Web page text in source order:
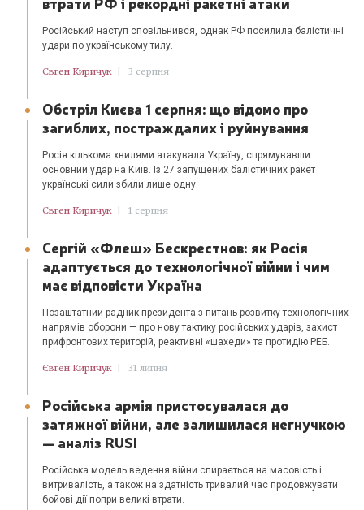
Російський наступ сповільнився, однак РФ посилила балістичні
удари по українському тилу.
Євген Киричук | 3 серпня
Обстріл Києва 1 серпня: що відомо про
загиблих, постраждалих і руйнування
Росія кількома хвилями атакувала Україну, спрямувавши
основний удар на Київ. Із 27 запущених балістичних ракет
українські сили збили лише одну.
Євген Киричук | 1 серпня
Сергій «Флеш» Бескрестнов: як Росія
адаптується до технологічної війни і чим
має відповісти Україна
Позаштатний радник президента з питань розвитку технологічних
напрямів оборони — про нову тактику російських ударів, захист
прифронтових територій, реактивні «шахеди» та протидію РЕБ.
Євген Киричук | 31 липня
Російська армія пристосувалася до
затяжної війни, але залишилася негнучкою
— аналіз RUSI
Російська модель ведення війни спирається на масовість і
витривалість, а також на здатність тривалий час продовжувати
бойові дії попри великі втрати.